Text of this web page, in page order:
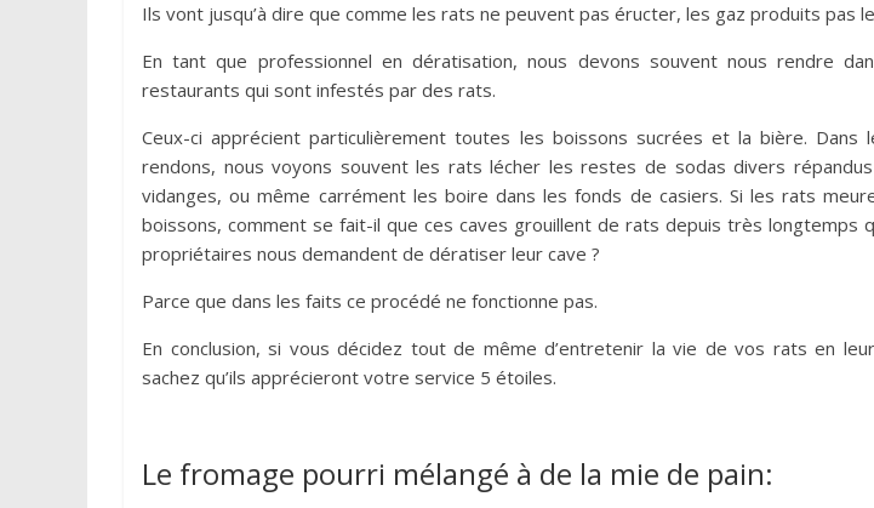
Ils vont jusqu’à dire que comme les rats ne peuvent pas éructer, les gaz produits pas
En tant que professionnel en dératisation, nous devons souvent nous rendre
restaurants qui sont infestés par des rats.
Ceux-ci apprécient particulièrement toutes les boissons sucrées et la bière. Dans
rendons, nous voyons souvent les rats lécher les restes de sodas divers
vidanges, ou même carrément les boire dans les fonds de casiers. Si les rats
boissons, comment se fait-il que ces caves grouillent de rats depuis très longtemps
propriétaires nous demandent de dératiser leur cave ?
Parce que dans les faits ce procédé ne fonctionne pas.
En conclusion, si vous décidez tout de même d’entretenir la vie de vos rats en
sachez qu’ils apprécieront votre service 5 étoiles.
Le fromage pourri mélangé à de la mie de pain: